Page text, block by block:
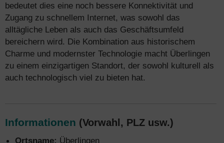
bedeutet dies eine noch bessere Konnektivität und
Zugang zu schnellem Internet, was sowohl das
alltägliche Leben als auch das Geschäftsumfeld
bereichern wird. Die Kombination aus historischem
Charme und modernster Technologie macht Überlingen
zu einem einzigartigen Standort, der sowohl kulturell als
auch technologisch viel zu bieten hat.
Informationen (Vorwahl, PLZ usw.)
Ortsname: Überlingen